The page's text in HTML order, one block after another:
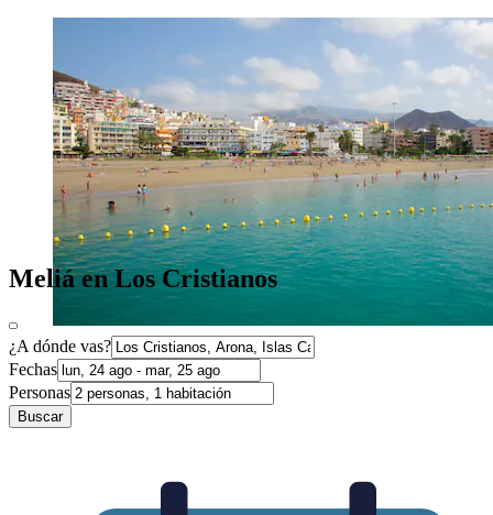
Meliá en Los Cristianos
¿A dónde vas?
Fechas
Personas
Buscar